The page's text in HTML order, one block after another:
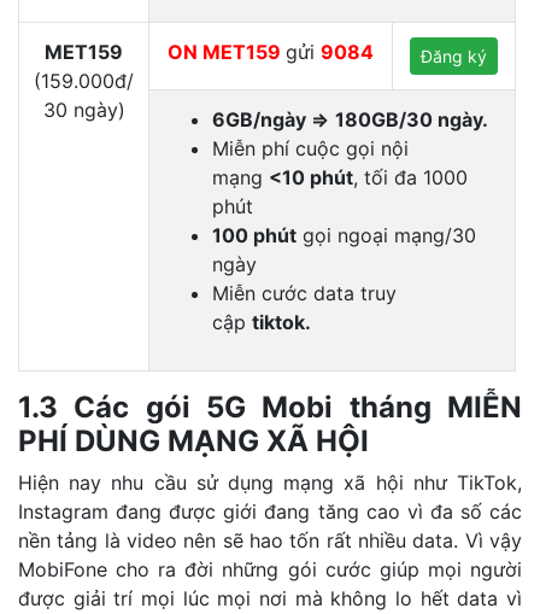
MET159
(159.000đ/
30 ngày)
ON MET159 gửi 9084 Đăng ký
6GB/ngày => 180GB/30 ngày.
Miễn phí cuộc gọi nội
mạng <10 phút, tối đa 1000
phút
100 phút gọi ngoại mạng/30
ngày
Miễn cước data truy
cập tiktok.
1.3 Các gói 5G Mobi tháng MIỄN
PHÍ DÙNG MẠNG XÃ HỘI
Hiện nay nhu cầu sử dụng mạng xã hội như TikTok,
Instagram đang được giới đang tăng cao vì đa số các
nền tảng là video nên sẽ hao tốn rất nhiều data. Vì vậy
MobiFone cho ra đời những gói cước giúp mọi người
được giải trí mọi lúc mọi nơi mà không lo hết data vì